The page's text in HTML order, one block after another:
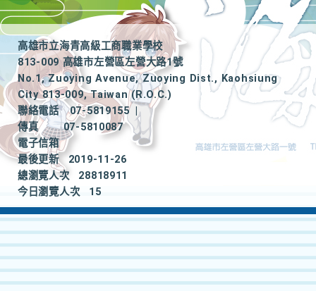
高雄市立海青高級工商職業學校
813-009 高雄市左營區左營大路1號
No.1, Zuoying Avenue, Zuoying Dist., Kaohsiung
City 813-009, Taiwan (R.O.C.)
聯絡電話
07-5819155
|
傳真
07-5810087
電子信箱
最後更新
2019-11-26
總瀏覽人次
28818911
今日瀏覽人次
15